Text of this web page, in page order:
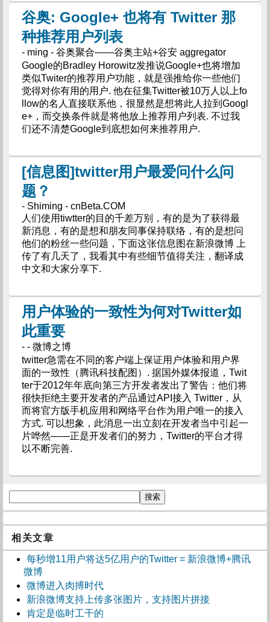
谷奥: Google+ 也将有 Twitter 那
种推荐用户列表
- ming - 谷奥聚合——谷奥主站+谷安 aggregator
Google的Bradley Horowitz发推说Google+也将增加
类似Twiter的推荐用户功能，就是强推给你一些他们
觉得对你有用的用户. 他在征集Twitter被10万人以上fo
llow的名人直接联系他，很显然是想将此人拉到Googl
e+，而交换条件就是将他放上推荐用户列表. 不过我
们还不清楚Google到底想如何来推荐用户.
[信息图]twitter用户最爱问什么问
题？
- Shiming - cnBeta.COM
人们使用tiwtter的目的千差万别，有的是为了获得最
新消息，有的是想和朋友同事保持联络，有的是想问
他们的粉丝一些问题，下面这张信息图在新浪微博 上
传了有几天了，我看其中有些细节值得关注，翻译成
中文和大家分享下.
用户体验的一致性为何对Twitter如
此重要
- - 微博之博
twitter急需在不同的客户端上保证用户体验和用户界
面的一致性（腾讯科技配图）. 据国外媒体报道，Twit
ter于2012年年底向第三方开发者发出了警告：他们将
很快拒绝主要开发者的产品通过API接入 Twitter，从
而将官方版手机应用和网络平台作为用户唯一的接入
方式. 可以想象，此消息一出立刻在开发者当中引起一
片哗然——正是开发者们的努力，Twitter的平台才得
以不断完善.
相关文章
每秒增11用户将达5亿用户的Twitter = 新浪微博+腾讯
微博
微博进入肉搏时代
新浪微博支持上传多张图片，支持图片拼接
肯定是临时工干的